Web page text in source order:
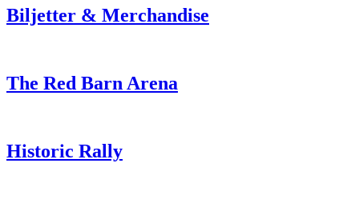
Biljetter & Merchandise
The Red Barn Arena
Historic Rally